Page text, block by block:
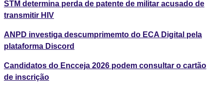
STM determina perda de patente de militar acusado de
transmitir HIV
ANPD investiga descumprimemto do ECA Digital pela
plataforma Discord
Candidatos do Encceja 2026 podem consultar o cartão
de inscrição